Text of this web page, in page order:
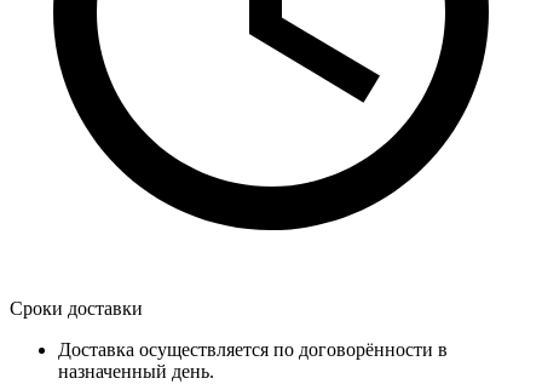
Сроки доставки
Доставка осуществляется по договорённости в
назначенный день.